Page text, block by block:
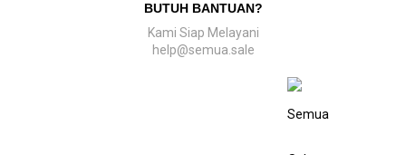
BUTUH BANTUAN?
Kami Siap Melayani
help@semua.sale